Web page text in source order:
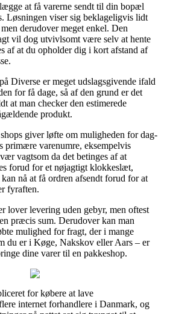
at få varerne sendt til din bopæl
Løsningen viser sig beklageligvis lidt
derudover meget enkel. Den
vil dog utvivlsomt være selv at hente
af at du opholder dig i kort afstand af
Diverse er meget udslagsgivende ifald
for få dage, så af den grund er det
at man checker den estimerede
produkt.
giver løfte om muligheden for dag-
primære varenumre, eksempelvis
vagtsom da det betinges af at
forud for et nøjagtigt klokkeslæt,
kan nå at få ordren afsendt forud for at
fyraften.
lover levering uden gebyr, men oftest
præcis sum. Derudover kan man
mulighed for fragt, der i mange
du er i Køge, Nakskov eller Aars – er
dine varer til en pakkeshop.
for købere at lave
internet forhandlere i Danmark, og